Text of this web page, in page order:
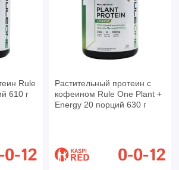
Rule
610 г
Растительный протеин с
кофеином Rule One Plant +
Energy 20 порций 630 г